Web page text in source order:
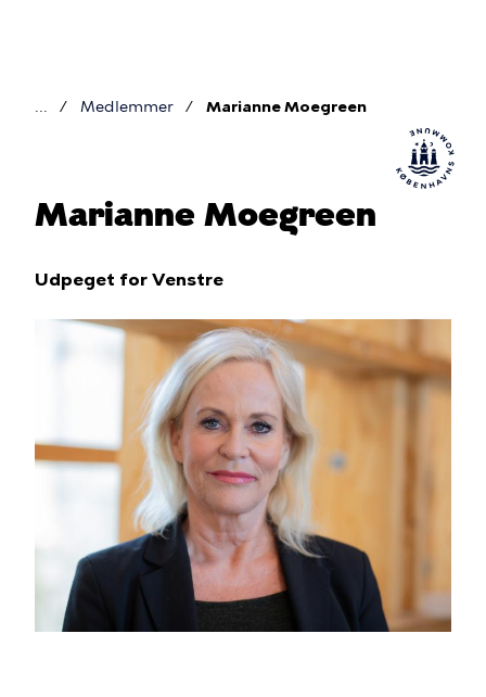
Medlemmer Marianne Moegreen
Marianne Moegreen
Udpeget for Venstre